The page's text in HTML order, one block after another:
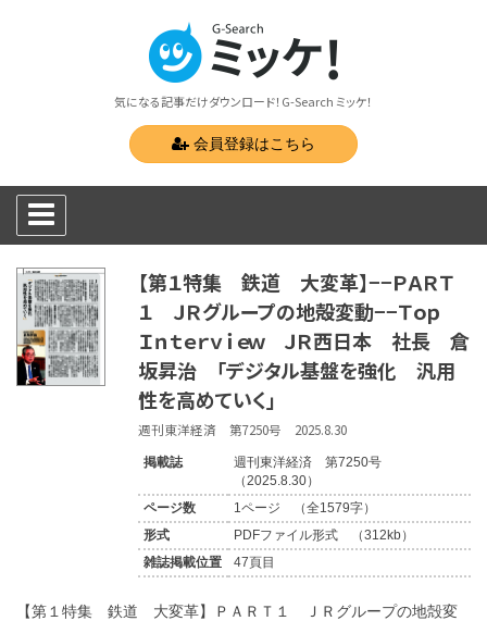
気になる記事だけダウンロード！G-Search ミッケ！
会員登録はこちら
【第１特集 鉄道 大変革】−−ＰＡＲＴ
１ ＪＲグループの地殻変動−−Ｔｏｐ
Ｉｎｔｅｒｖｉｅｗ ＪＲ西日本 社長 倉
坂昇治 「デジタル基盤を強化 汎用
性を高めていく」
週刊東洋経済 第7250号 2025.8.30
掲載誌
週刊東洋経済 第7250号
（2025.8.30）
ページ数
1ページ （全1579字）
形式
PDFファイル形式 （312kb）
雑誌掲載位置
47頁目
【第１特集 鉄道 大変革】ＰＡＲＴ１ ＪＲグループの地殻変